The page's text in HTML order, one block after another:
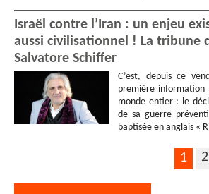
Israël contre l’Iran : un enjeu
aussi civilisationnel ! La tribune
Salvatore Schiffer
C’est, depuis ce
première information
monde entier : le
de sa guerre
baptisée en anglais «
1 2